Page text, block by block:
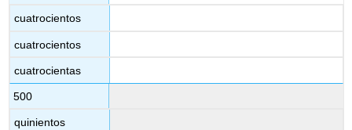
cuatrocientos
cuatrocientos
cuatrocientas
500
quinientos